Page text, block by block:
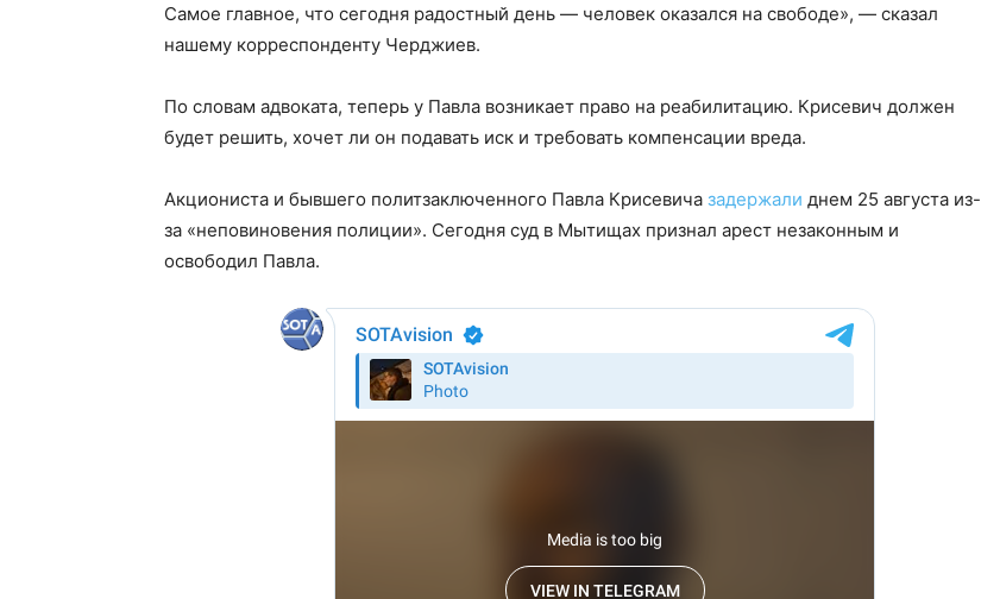
Самое главное, что сегодня радостный день — человек оказался на свободе», — сказал
нашему корреспонденту Черджиев.
По словам адвоката, теперь у Павла возникает право на реабилитацию. Крисевич должен
будет решить, хочет ли он подавать иск и требовать компенсации вреда.
Акциониста и бывшего политзаключенного Павла Крисевича задержали днем 25 августа из-
за «неповиновения полиции». Сегодня суд в Мытищах признал арест незаконным и
освободил Павла.